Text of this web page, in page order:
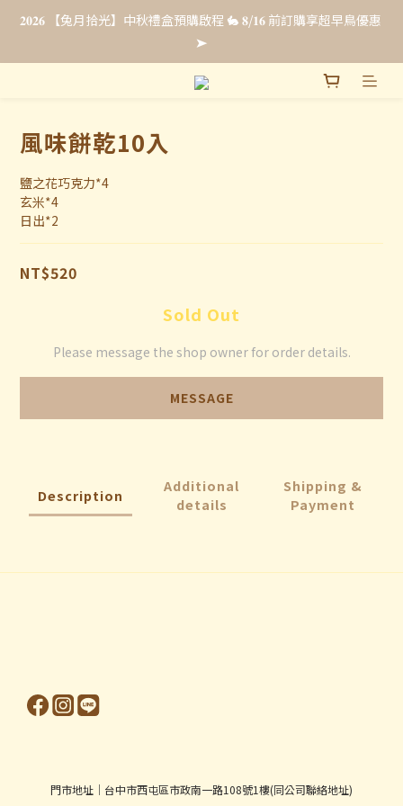
𝟐𝟎𝟐𝟔 【兔月拾光】中秋禮盒預購啟程 🐇 𝟖/𝟏𝟔 前訂購享超早鳥優惠
➤
𝟐𝟎𝟐𝟔 【兔月拾光】中秋禮盒預購啟程 🐇 𝟖/𝟏𝟔 前訂購享超早鳥優惠
➤
法式彌月禮・全新上市☁️ 𝟴/𝟯𝟭 前申請即享【限時免費試吃 & 優惠
企業福委贈禮｜超早鳥預購最低 𝟖𝟖 折 .ᐟ.ᐟ 立即填單索取報價 🎁
𝟐𝟎𝟐𝟔 【兔月拾光】中秋禮盒預購啟程 🐇 𝟖/𝟏𝟔 前訂購享超早鳥優惠
風味餅乾10入
鹽之花巧克力*4
玄米*4
日出*2
NT$520
Sold Out
Please message the shop owner for order details.
MESSAGE
Description
Additional
details
Shipping &
Payment
門市地址│台中市西屯區市政南一路108號1樓(同公司聯絡地址)